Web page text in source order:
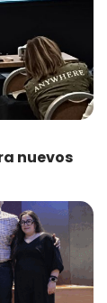
nuevos